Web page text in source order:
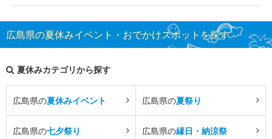
広島県の夏休みイベント・おでかけスポットを探す
夏休みカテゴリから探す
広島県の夏休みイベント 広島県の夏祭り
広島県の七夕祭り 広島県の縁日・納涼祭